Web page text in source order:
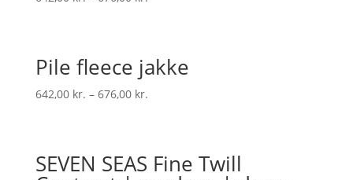
Pile fleece jakke
642,00 kr. – 676,00 kr.
SEVEN SEAS Fine Twill